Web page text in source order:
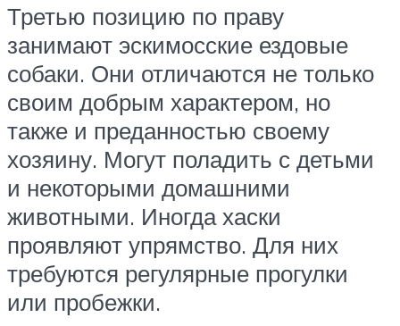
Третью позицию по праву
занимают эскимосские ездовые
собаки. Они отличаются не только
своим добрым характером, но
также и преданностью своему
хозяину. Могут поладить с детьми
и некоторыми домашними
животными. Иногда хаски
проявляют упрямство. Для них
требуются регулярные прогулки
или пробежки.